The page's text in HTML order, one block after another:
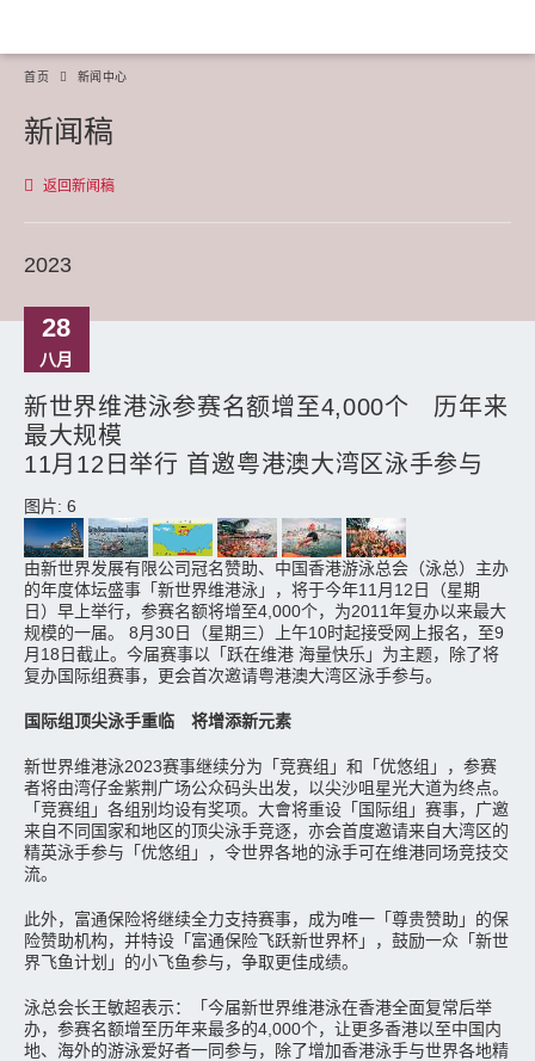
首页 新闻中心
新闻稿
返回新闻稿
2023
28
八月
新世界维港泳参赛名额增至4,000个 历年来
最大规模
11月12日举行 首邀粤港澳大湾区泳手参与
图片: 6
由新世界发展有限公司冠名赞助、中国香港游泳总会（泳总）主办
的年度体坛盛事「新世界维港泳」，将于今年11月12日（星期
日）早上举行，参赛名额将增至4,000个，为2011年复办以来最大
规模的一届。 8月30日（星期三）上午10时起接受网上报名，至9
月18日截止。今届赛事以「跃在维港 海量快乐」为主题，除了将
复办国际组赛事，更会首次邀请粤港澳大湾区泳手参与。
国际组顶尖泳手重临 将增添新元素
新世界维港泳2023赛事继续分为「竞赛组」和「优悠组」，参赛
者将由湾仔金紫荆广场公众码头出发，以尖沙咀星光大道为终点。
「竞赛组」各组别均设有奖项。大會将重设「国际组」赛事，广邀
来自不同国家和地区的顶尖泳手竞逐，亦会首度邀请来自大湾区的
精英泳手参与「优悠组」，令世界各地的泳手可在维港同场竞技交
流。
此外，富通保险将继续全力支持赛事，成为唯一「尊贵赞助」的保
险赞助机构，并特设「富通保险飞跃新世界杯」，鼓励一众「新世
界飞鱼计划」的小飞鱼参与，争取更佳成绩。
泳总会长王敏超表示：「今届新世界维港泳在香港全面复常后举
办，参赛名额增至历年来最多的4,000个，让更多香港以至中国内
地、海外的游泳爱好者一同参与，除了增加香港泳手与世界各地精